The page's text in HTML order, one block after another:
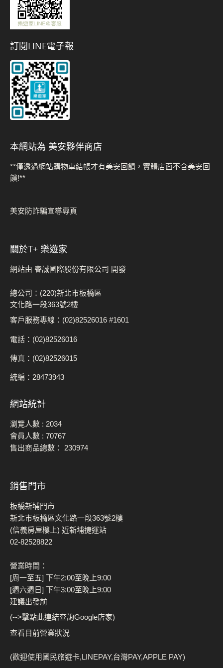
訂閱LINE電子報
本網站為 美安夥伴商店
**僅透過網站購物車結帳才有美安回饋，實體店面不含美安回
饋!**
美安防詐騙宣導專頁
關於t+ 樂遊家
網站由 睿誠國際股份有限公司 開發
總公司：(220)新北市板橋區
文化路一段363號2樓
客戶服務專線：(02)82526016 #1601
電話：(02)82526016
傳真：(02)82526015
統編：28473943
網站統計
瀏覽人數 : 2034
會員人數 : 70767
售出商品總數： 230974
銷售門市
板橋新埔門市
新北市板橋區文化路一段363號2樓
(信義房屋樓上) 近新埔捷運站
02-82528822
營業時間：
[周一至五] 下午2:00至晚上9:00
[週六週日] 下午3:00至晚上9:00
建議出發前
(-->擊點此連結查詢Google店家)
查看目前營業狀況
(歡迎使用國民旅遊卡,LINEPAY,台灣PAY,APPLE PAY)